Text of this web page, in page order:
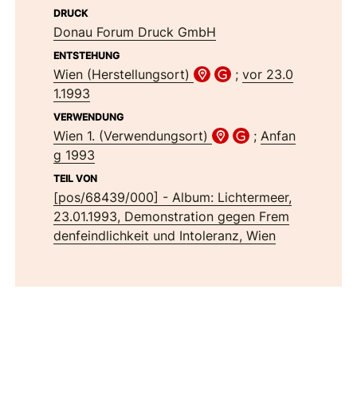
DRUCK
Donau Forum Druck GmbH
ENTSTEHUNG
Wien (Herstellungsort) ; vor 23.0
1.1993
VERWENDUNG
Wien 1. (Verwendungsort) ; Anfan
g 1993
TEIL VON
[pos/68439/000] - Album: Lichtermeer,
23.01.1993, Demonstration gegen Frem
denfeindlichkeit und Intoleranz, Wien